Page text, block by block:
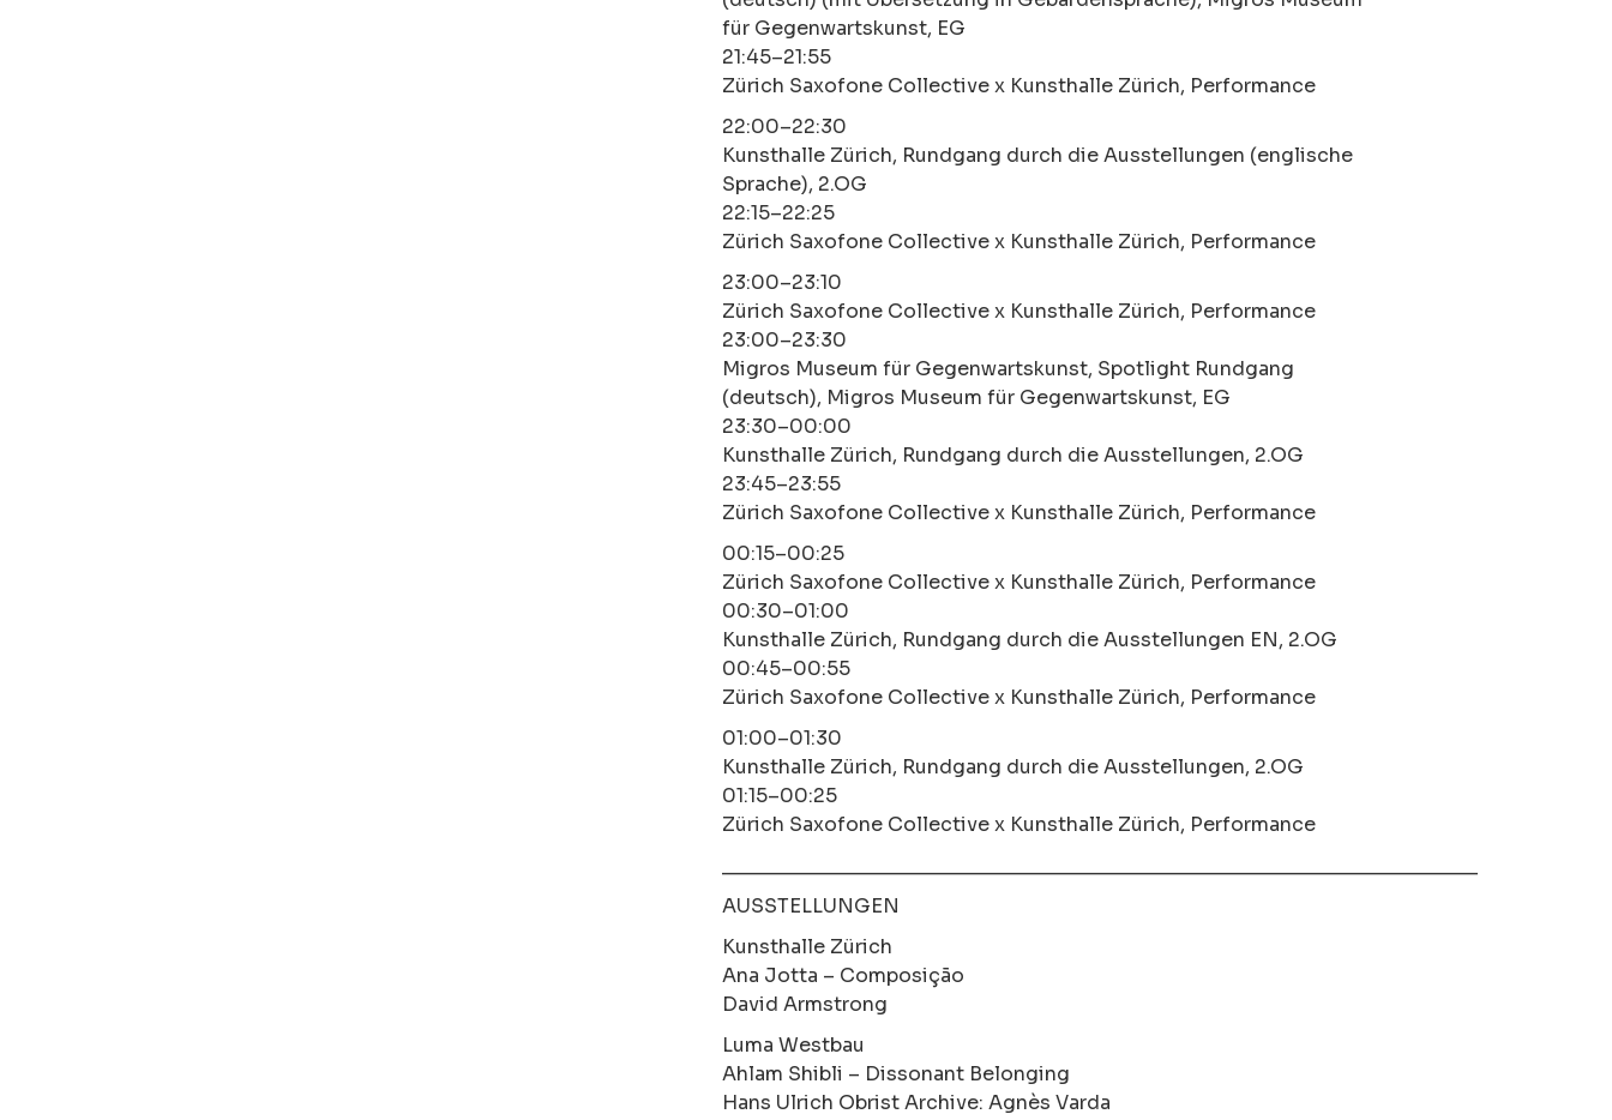
für Gegenwartskunst, EG
21:45–21:55
Zürich Saxofone Collective x Kunsthalle Zürich, Performance
22:00–22:30
Kunsthalle Zürich, Rundgang durch die Ausstellungen (englische
Sprache), 2.OG
22:15–22:25
Zürich Saxofone Collective x Kunsthalle Zürich, Performance
23:00–23:10
Zürich Saxofone Collective x Kunsthalle Zürich, Performance
23:00–23:30
Migros Museum für Gegenwartskunst, Spotlight Rundgang
(deutsch), Migros Museum für Gegenwartskunst, EG
23:30–00:00
Kunsthalle Zürich, Rundgang durch die Ausstellungen, 2.OG
23:45–23:55
Zürich Saxofone Collective x Kunsthalle Zürich, Performance
00:15–00:25
Zürich Saxofone Collective x Kunsthalle Zürich, Performance
00:30–01:00
Kunsthalle Zürich, Rundgang durch die Ausstellungen EN, 2.OG
00:45–00:55
Zürich Saxofone Collective x Kunsthalle Zürich, Performance
01:00–01:30
Kunsthalle Zürich, Rundgang durch die Ausstellungen, 2.OG
01:15–00:25
Zürich Saxofone Collective x Kunsthalle Zürich, Performance
AUSSTELLUNGEN
Kunsthalle Zürich
Ana Jotta – Composição
David Armstrong
Luma Westbau
Ahlam Shibli – Dissonant Belonging
Hans Ulrich Obrist Archive: Agnès Varda